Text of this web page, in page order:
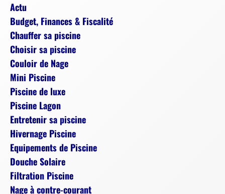
Actu
Budget, Finances & Fiscalité
Chauffer sa piscine
Choisir sa piscine
Couloir de Nage
Mini Piscine
Piscine de luxe
Piscine Lagon
Entretenir sa piscine
Hivernage Piscine
Equipements de Piscine
Douche Solaire
Filtration Piscine
Nage à contre-courant